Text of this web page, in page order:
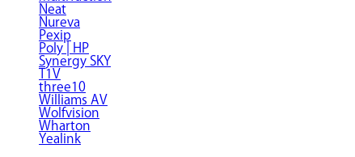
Neat
Nureva
Pexip
Poly | HP
Synergy SKY
T1V
three10
Williams AV
Wolfvision
Wharton
Yealink